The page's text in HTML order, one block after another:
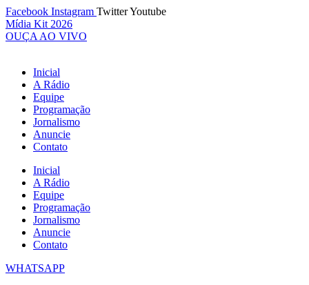
Ir
para
o
Facebook Instagram TwitterYoutube
Mídia Kit 2026
OUÇA AO VIVO
Inicial
A Rádio
Equipe
Programação
Jornalismo
Anuncie
Contato
Inicial
A Rádio
Equipe
Programação
Jornalismo
Anuncie
Contato
WHATSAPP